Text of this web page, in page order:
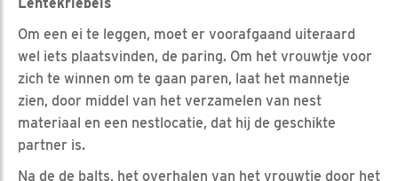
Om een ei te leggen, moet er voorafgaand uiteraard
wel iets plaatsvinden, de paring. Om het vrouwtje voor
zich te winnen om te gaan paren, laat het mannetje
zien, door middel van het verzamelen van nest
materiaal en een nestlocatie, dat hij de geschikte
partner is.
Na de de balts, het overhalen van het vrouwtje door het